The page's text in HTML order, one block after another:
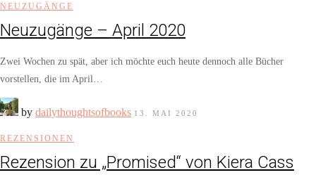
NEUZUGÄNGE
Neuzugänge – April 2020
Zwei Wochen zu spät, aber ich möchte euch heute dennoch alle Bücher
vorstellen, die im April…
by dailythoughtsofbooks 13. MAI 2020
REZENSIONEN
Rezension zu „Promised“ von Kiera Cass